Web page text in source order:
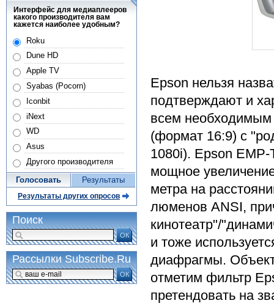
Epson нельзя
подтверждают и
всем необходимым
(формат 16:9) с
1080i). Epson EMP-
мощное
метра на
люменов ANSI,
кинотеатр"/
и тоже
диафрагмы.
отметим фильтр
претендовать на
Интерфейс для медиаплееров
какого производителя вам
кажется наиболее удобным?
Roku
Dune HD
Apple TV
Syabas (Pocorn)
Iconbit
iNext
WD
Asus
Другого производителя
Голосовать Результаты
Результаты других опросов
Поиск
ОК
Рассылки Subscribe.Ru
ОК